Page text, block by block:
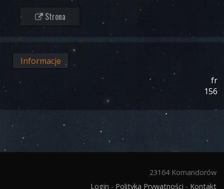
Strona
Informacje
fr
156
23164 Komandorów
Login - Polityka Prywatności - Kontakt